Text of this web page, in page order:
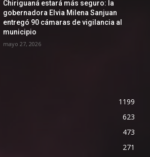
Chiriguaná estará más seguro: la
gobernadora Elvia Milena Sanjuan
entregó 90 cámaras de vigilancia al
municipio
mayo 27, 2026
1199
623
473
271